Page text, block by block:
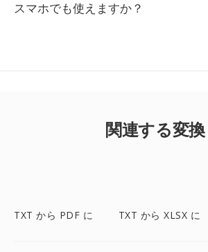
スマホでも使えますか？
関連する変換
TXT から PDF に TXT から XLSX に